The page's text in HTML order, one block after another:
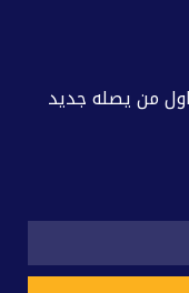
من يصله جديد